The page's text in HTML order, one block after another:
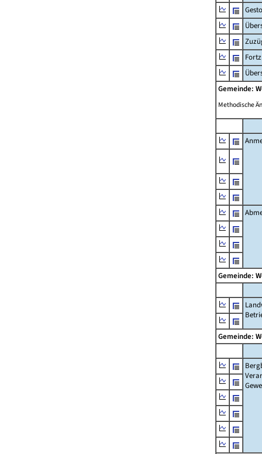
Gemeinde:
Methodische
Gemeinde:
Gemeinde: